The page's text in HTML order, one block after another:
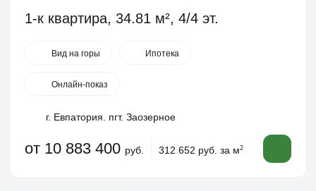
1-к квартира, 34.81 м², 4/4 эт.
Вид на горы Ипотека
Онлайн-показ
г. Евпатория. пгт. Заозерное
от 10 883 400 руб. 312 652 руб. за м2